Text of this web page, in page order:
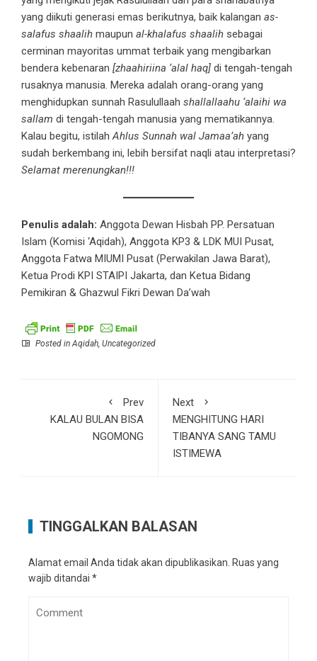
yang diikuti generasi emas berikutnya, baik kalangan as-
salafus shaalih maupun al-khalafus shaalih sebagai
cerminan mayoritas ummat terbaik yang mengibarkan
bendera kebenaran [zhaahiriina ‘alal haq] di tengah-tengah
rusaknya manusia. Mereka adalah orang-orang yang
menghidupkan sunnah Rasulullaah shallallaahu ‘alaihi wa
sallam di tengah-tengah manusia yang mematikannya.
Kalau begitu, istilahAhlus Sunnah wal Jamaa’ah yang
sudah berkembang ini, lebih bersifat naqli atau interpretasi?
Selamat merenungkan!!!
Penulis adalah: Anggota Dewan Hisbah PP. Persatuan
Islam (Komisi ‘Aqidah), Anggota KP3 & LDK MUI Pusat,
Anggota Fatwa MIUMI Pusat (Perwakilan Jawa Barat),
Ketua Prodi KPI STAIPI Jakarta, dan Ketua Bidang
Pemikiran & Ghazwul Fikri Dewan Da’wah
Posted inAqidah, Uncategorized
Prev
KALAU BULAN BISA
NGOMONG
Next
MENGHITUNG HARI
TIBANYA SANG TAMU
ISTIMEWA
TINGGALKAN BALASAN
Alamat email Anda tidak akan dipublikasikan. Ruas yang
wajib ditandai *